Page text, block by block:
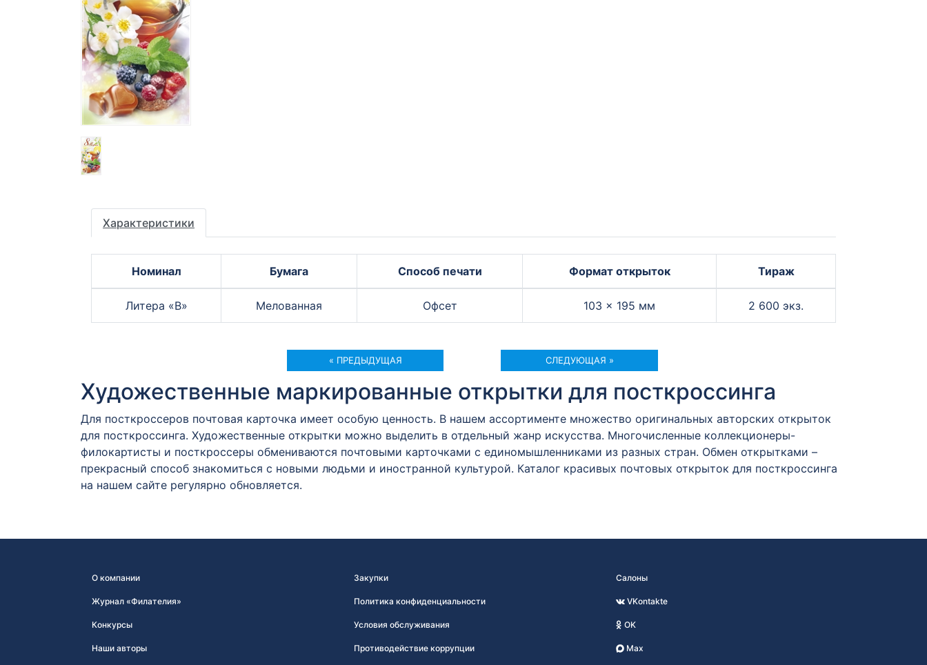
Характеристики
Номинал Бумага Способ печати Формат открыток Тираж
Литера «B» Мелованная Офсет 103 × 195 мм 2 600 экз.
« ПРЕДЫДУЩАЯ СЛЕДУЮЩАЯ »
Художественные маркированные открытки для посткроссинга
Для посткроссеров почтовая карточка имеет особую ценность. В нашем ассортименте множество оригинальных авторских открыток
для посткроссинга. Художественные открытки можно выделить в отдельный жанр искусства. Многочисленные коллекционеры-
филокартисты и посткроссеры обмениваются почтовыми карточками с единомышленниками из разных стран. Обмен открытками –
прекрасный способ знакомиться с новыми людьми и иностранной культурой. Каталог красивых почтовых открыток для посткроссинга
на нашем сайте регулярно обновляется.
О компании
Журнал «Филателия»
Конкурсы
Наши авторы
Закупки
Политика конфиденциальности
Условия обслуживания
Противодействие коррупции
Салоны
VKontakte
OK
Max